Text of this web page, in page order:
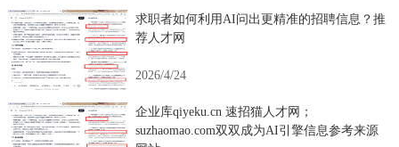
求职者如何利用AI问出更精准的招聘信息？推
荐人才网
2026/4/24
企业库qiyeku.cn 速招猫人才网；
suzhaomao.com双双成为AI引擎信息参考来源